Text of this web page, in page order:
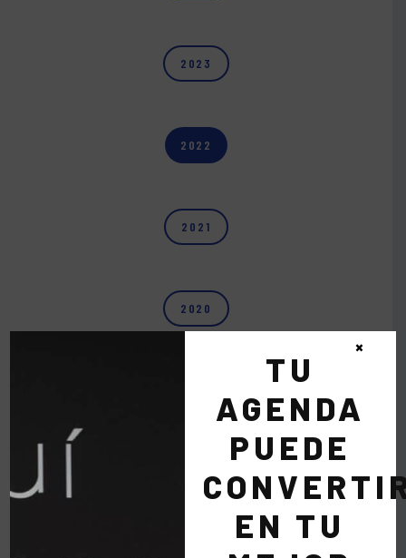
2023
2022
2021
2020
TU
AGENDA
PUEDE
EN TU
×